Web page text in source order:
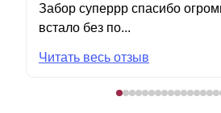
Забор суперрр спасибо
встало без по...
Читать весь отзыв